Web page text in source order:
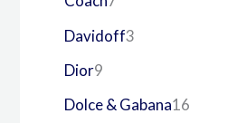
Davidoff3
Dior9
Dolce & Gabana16